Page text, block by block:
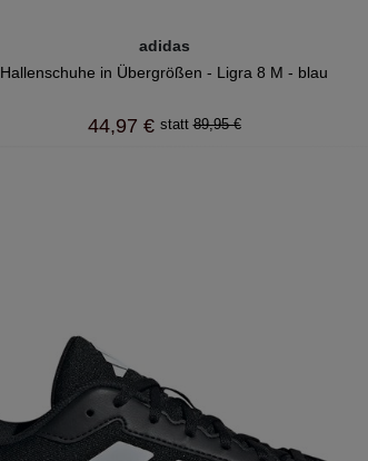
adidas
Hallenschuhe in Übergrößen - Ligra 8 M - blau
44,97 € 89,95 €